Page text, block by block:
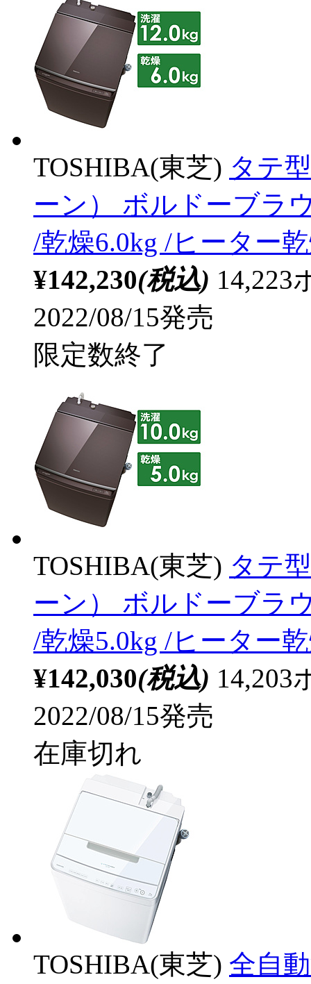
TOSHIBA(東芝) タテ
ーン） ボルドーブラ
/乾燥6.0kg /ヒーター
¥142,230(税込) 14,223
2022/08/15発売
限定数終了
TOSHIBA(東芝) タテ
ーン） ボルドーブラ
/乾燥5.0kg /ヒーター
¥142,030(税込) 14,203
2022/08/15発売
在庫切れ
TOSHIBA(東芝) 全自